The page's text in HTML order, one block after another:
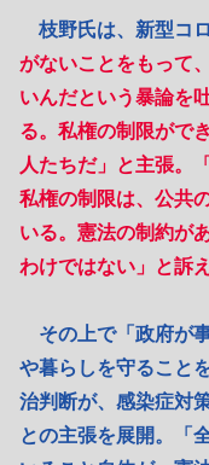
枝野氏は、新型コ
がないことをもって
いんだという暴論を
る。私権の制限がで
人たちだ」と主張。
私権の制限は、公共
いる。憲法の制約が
わけではない」と訴え
その上で「政府が
や暮らしを守ること
治判断が、感染症対
との主張を展開。「